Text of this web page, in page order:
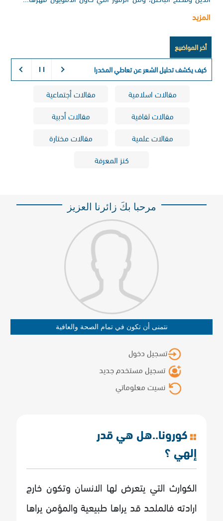
المزيد
أخر المواضيع
كيف يكشف تحليل الشعر عن تعاطي المخدرات:
التفسير الكيميائي ل
مقالات اسلامية
مقالات أجتماعية
مقالات ثقافية
مقالات أدبية
مقالات علمية
مقالات مختارة
كنز المعرفة
مرحبا بكَ زائرنا العزيز
نتمنى أن تكون في تمام الصحة والعافية
تسجيل دخول
تسجيل مستخدم جديد
نسيت معلوماتي
كورونا..هل هي قدر
إلهي ؟
الكوارث التي يتعرض لها الانسان وتكون خارج
ارادته فالملحد قد يراها طبيعية والمؤمن يراها